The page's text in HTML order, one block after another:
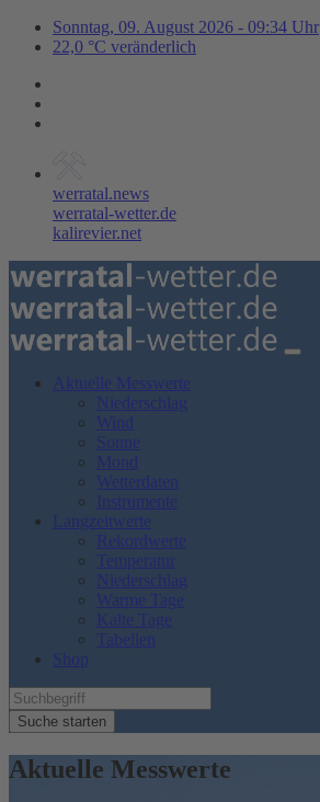
Sonntag, 09. August 2026 - 09:34 Uhr
22,0 °C veränderlich
werratal.news
werratal-wetter.de
kalirevier.net
Aktuelle Messwerte
Niederschlag
Wind
Sonne
Mond
Wetterdaten
Instrumente
Langzeitwerte
Rekordwerte
Temperatur
Niederschlag
Warme Tage
Kalte Tage
Tabellen
Shop
Suche starten
Aktuelle Messwerte